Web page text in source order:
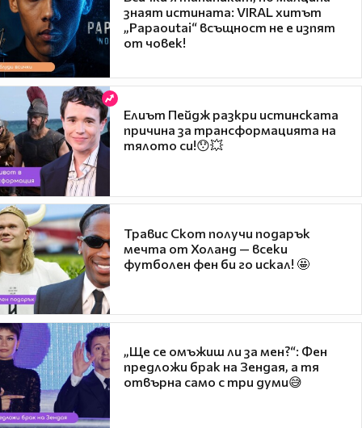
знаят истината: VIRAL хитът
„Papaoutai“ всъщност не е изпят
от човек!
Елиът Пейдж разкри истинската
причина за трансформацията на
тялото си!😯💥
Травис Скот получи подарък
мечта от Холанд — всеки
футболен фен би го искал! 🤩
„Ще се омъжиш ли за мен?“: Фен
предложи брак на Зендая, а тя
отвърна само с три думи😅